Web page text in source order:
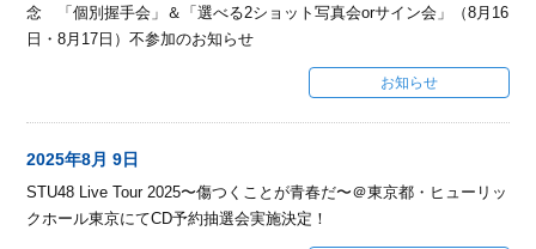
念 「個別握手会」＆「選べる2ショット写真会orサイン会」（8月16
日・8月17日）不参加のお知らせ
お知らせ
2025年8月 9日
STU48 Live Tour 2025〜傷つくことが青春だ〜＠東京都・ヒューリッ
クホール東京にてCD予約抽選会実施決定！